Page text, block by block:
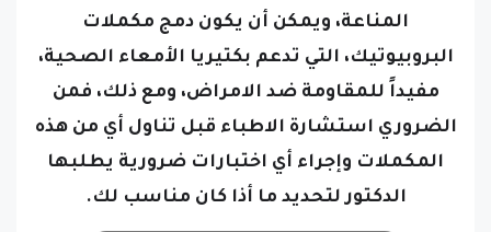
المناعة، ويمكن أن يكون دمج مكملات
البروبيوتيك، التي تدعم بكتيريا الأمعاء الصحية،
مفيداً للمقاومة ضد الامراض، ومع ذلك، فمن
الضروري استشارة الاطباء قبل تناول أي من هذه
المكملات وإجراء أي اختبارات ضرورية يطلبها
الدكتور لتحديد ما أذا كان مناسب لك.